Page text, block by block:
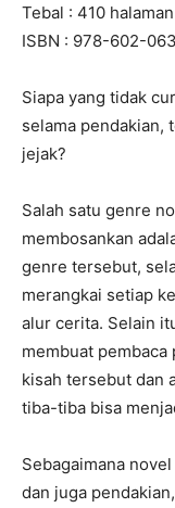
Tebal : 410 halaman
ISBN : 978-602-
Siapa yang tidak
selama pendakian,
jejak?
Salah satu genre
membosankan
genre tersebut,
merangkai setiap
alur cerita. Selain
membuat pembaca
kisah tersebut dan
tiba-tiba bisa
Sebagaimana
dan juga